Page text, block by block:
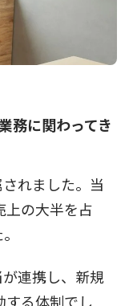
務に関わってき
れました。当
の大半を占
連携し、新規
る体制でし